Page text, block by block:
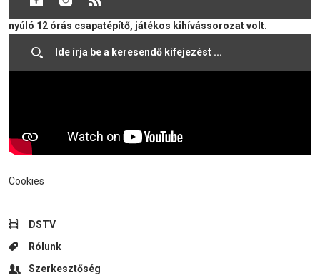
nyúló 12 órás csapatépítő, játékos kihívássorozat volt.
Cookies
DSTV
Rólunk
Szerkesztőség